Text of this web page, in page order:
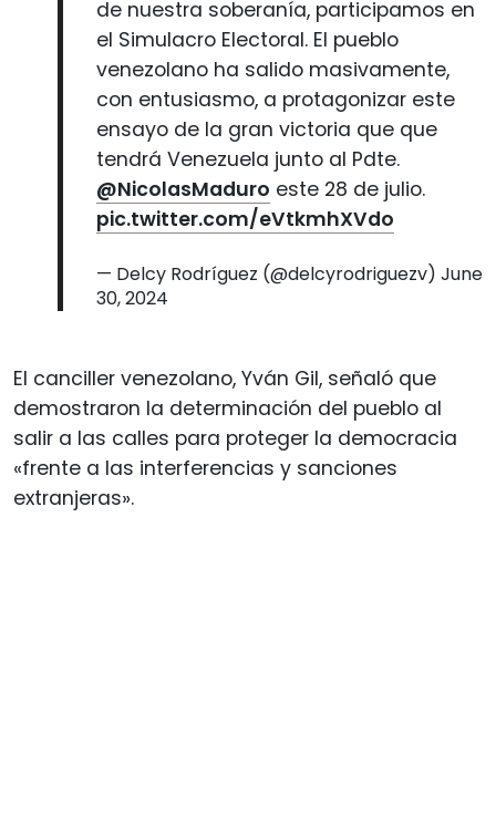
de nuestra soberanía, participamos en
el Simulacro Electoral. El pueblo
venezolano ha salido masivamente,
con entusiasmo, a protagonizar este
ensayo de la gran victoria que que
tendrá Venezuela junto al Pdte.
@NicolasMaduro este 28 de julio.
pic.twitter.com/eVtkmhXVdo
— Delcy Rodríguez (@delcyrodriguezv) June
30, 2024
El canciller venezolano, Yván Gil, señaló que
demostraron la determinación del pueblo al
salir a las calles para proteger la democracia
«frente a las interferencias y sanciones
extranjeras».